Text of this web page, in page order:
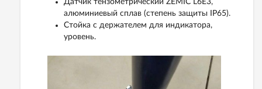
алюминиевый сплав (степень защиты IP65).
Стойка с держателем для индикатора,
уровень.